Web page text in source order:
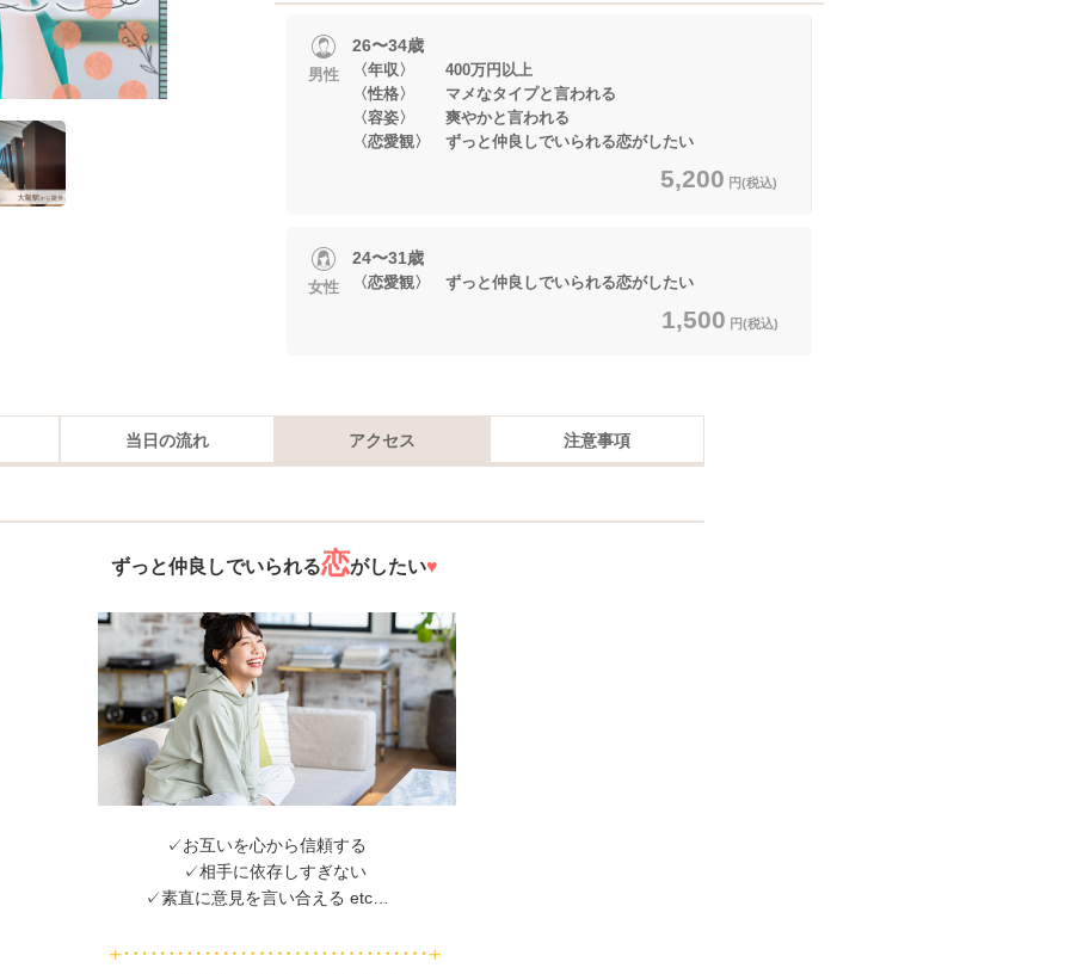
男性
26〜34歳
〈年収〉 400万円以上
〈性格〉 マメなタイプと言われる
〈容姿〉 爽やかと言われる
〈恋愛観〉 ずっと仲良しでいられる恋がしたい
5,200 円(税込)
女性
24〜31歳
〈恋愛観〉 ずっと仲良しでいられる恋がしたい
1,500 円(税込)
当日の流れ アクセス 注意事項
ずっと仲良しでいられる恋がしたい♥
✓お互いを心から信頼する
✓相手に依存しすぎない
✓素直に意見を言い合える etc…